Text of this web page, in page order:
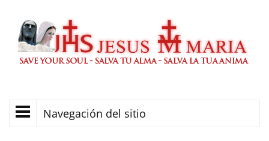
Navegación del sitio